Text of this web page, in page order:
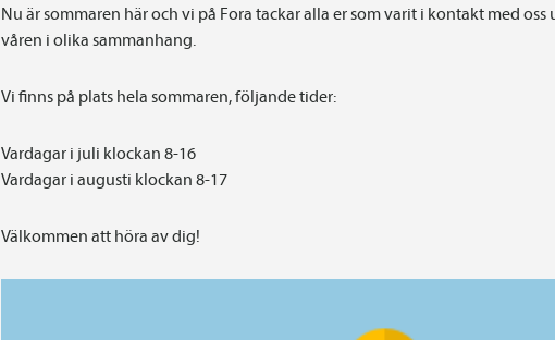
Nu är sommaren här och vi på Fora tackar alla er som varit i kontakt med
våren i olika sammanhang.
Vi finns på plats hela sommaren, följande tider:
Vardagar i juli klockan 8-16
Vardagar i augusti klockan 8-17
Välkommen att höra av dig!